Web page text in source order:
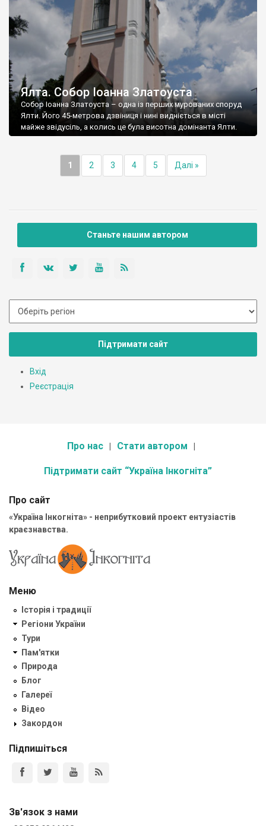
Ялта. Собор Іоанна Златоуста
Собор Іоанна Златоуста – одна із перших мурованих споруд
Ялти. Його 45-метрова дзвіниця і нині видніється в місті
майже звідусіль, а колись це була висотна домінанта Ялти.
1 2 3 4 5 Далі »
Станьте нашим автором
Підтримати сайт
Вхід
Реєстрація
Про нас Стати автором
Підтримати сайт “Україна Інкогніта”
Про сайт
«Україна Інкогніта» - неприбутковий проект ентузіастів
краєзнавства.
Меню
Історія і традиції
Регіони України
Тури
Пам'ятки
Природа
Блог
Галереї
Відео
Закордон
Підпишіться
Зв'язок з нами